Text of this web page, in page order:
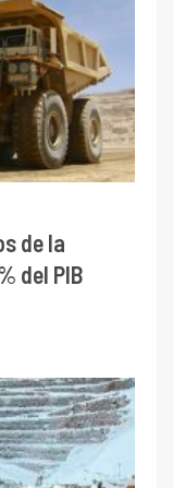
de la
del PIB